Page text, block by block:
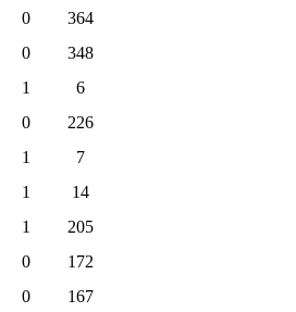
0
364
0
348
1
6
0
226
1
7
1
14
1
205
0
172
0
167